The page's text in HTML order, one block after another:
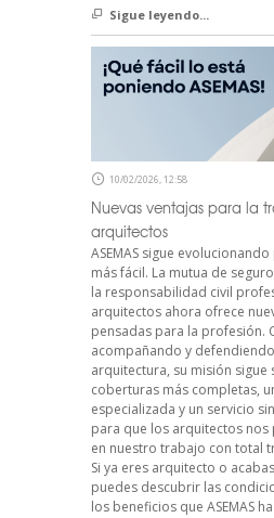
Sigue leyendo...
10/02/2026, 12:58
Nuevas ventajas para la
arquitectos
ASEMAS sigue
más fácil. La mutua de
la responsabilidad civil
arquitectos ahora ofrece
pensadas para la profesión.
acompañando y
arquitectura, su misión
coberturas más completas,
especializada y un servicio
para que los arquitectos
en nuestro trabajo con total
Si ya eres arquitecto o
puedes descubrir las
los beneficios que ASEMAS